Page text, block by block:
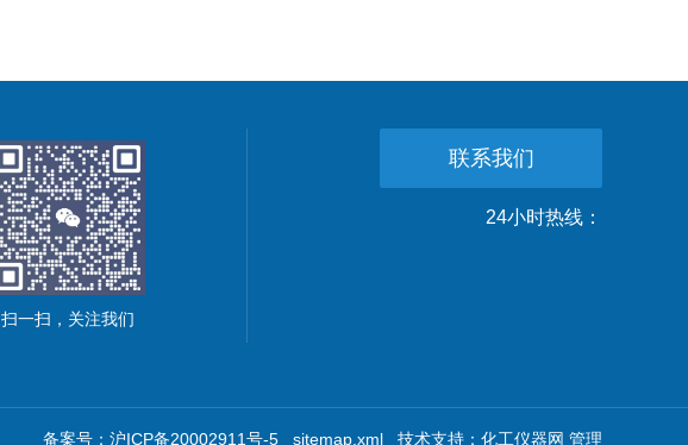
扫一扫，关注我们
联系我们
24小时热线：
备案号：沪ICP备20002911号-5 sitemap.xml 技术支持： 化工仪器网 管理